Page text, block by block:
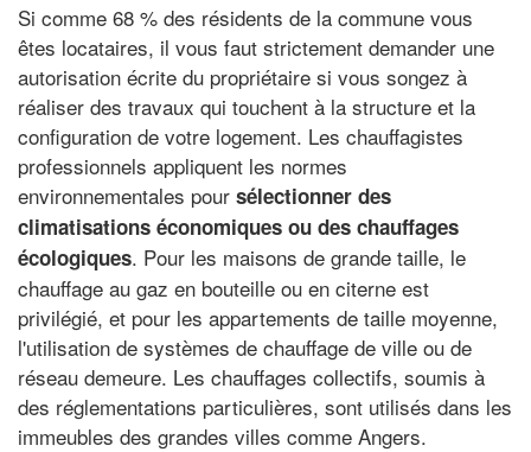
Si comme 68 % des résidents de la commune vous
êtes locataires, il vous faut strictement demander une
autorisation écrite du propriétaire si vous songez à
réaliser des travaux qui touchent à la structure et la
configuration de votre logement. Les chauffagistes
professionnels appliquent les normes
environnementales pour sélectionner des
climatisations économiques ou des chauffages
écologiques. Pour les maisons de grande taille, le
chauffage au gaz en bouteille ou en citerne est
privilégié, et pour les appartements de taille moyenne,
l'utilisation de systèmes de chauffage de ville ou de
réseau demeure. Les chauffages collectifs, soumis à
des réglementations particulières, sont utilisés dans les
immeubles des grandes villes comme Angers.